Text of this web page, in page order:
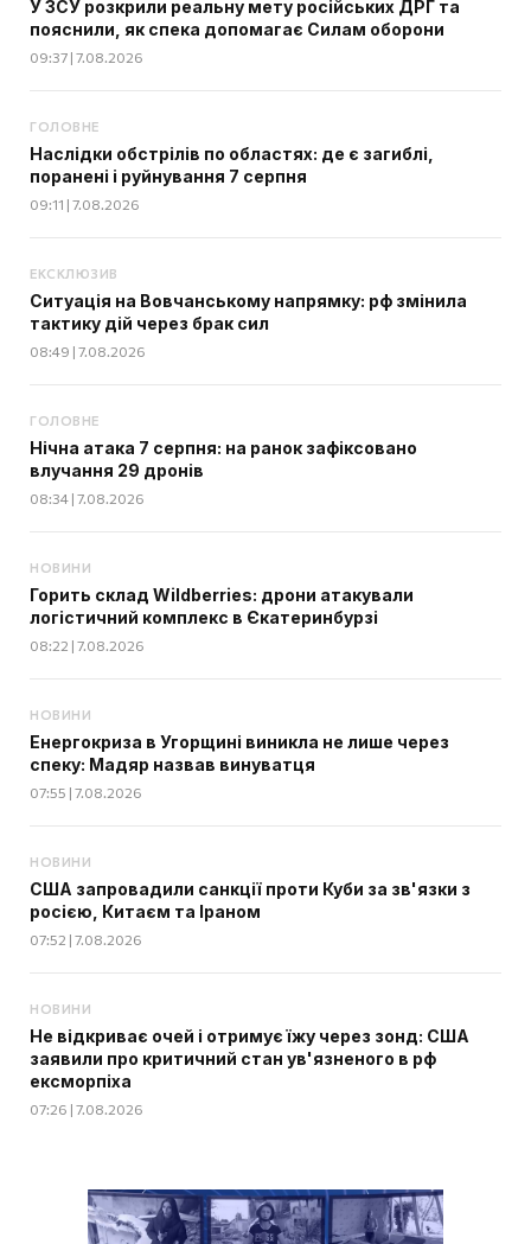
У ЗСУ розкрили реальну мету російських ДРГ та
пояснили, як спека допомагає Силам оборони
09:37 | 7.08.2026
ГОЛОВНЕ
Наслідки обстрілів по областях: де є загиблі,
поранені і руйнування 7 серпня
09:11 | 7.08.2026
ЕКСКЛЮЗИВ
Ситуація на Вовчанському напрямку: рф змінила
тактику дій через брак сил
08:49 | 7.08.2026
ГОЛОВНЕ
Нічна атака 7 серпня: на ранок зафіксовано
влучання 29 дронів
08:34 | 7.08.2026
НОВИНИ
Горить склад Wildberries: дрони атакували
логістичний комплекс в Єкатеринбурзі
08:22 | 7.08.2026
НОВИНИ
Енергокриза в Угорщині виникла не лише через
спеку: Мадяр назвав винуватця
07:55 | 7.08.2026
НОВИНИ
США запровадили санкції проти Куби за зв'язки з
росією, Китаєм та Іраном
07:52 | 7.08.2026
НОВИНИ
Не відкриває очей і отримує їжу через зонд: США
заявили про критичний стан ув'язненого в рф
ексморпіха
07:26 | 7.08.2026